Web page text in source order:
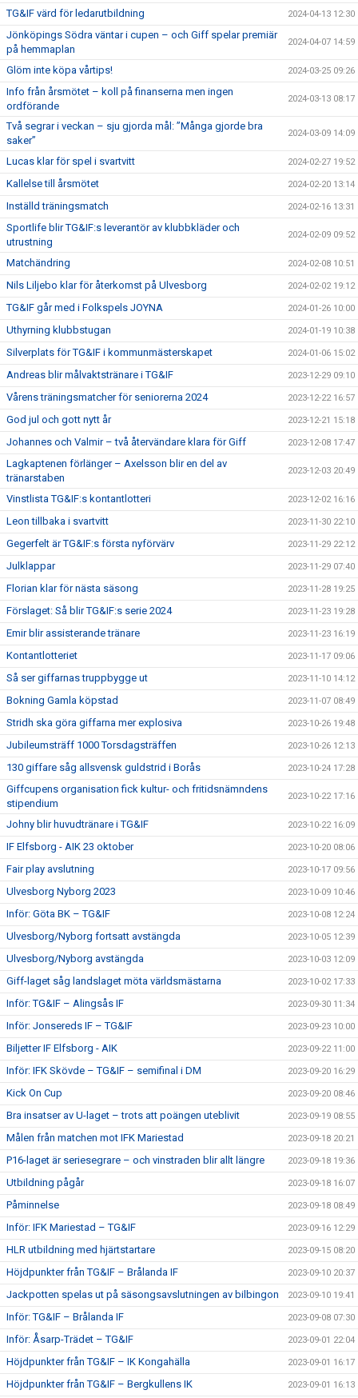
TG&IF värd för ledarutbildning 2024-04-13 12:30
Jönköpings Södra väntar i cupen – och Giff spelar premiär
på hemmaplan
2024-04-07 14:59
Glöm inte köpa vårtips! 2024-03-25 09:26
Info från årsmötet – koll på finanserna men ingen
ordförande
2024-03-13 08:17
Två segrar i veckan – sju gjorda mål: ”Många gjorde bra
saker”
2024-03-09 14:09
Lucas klar för spel i svartvitt 2024-02-27 19:52
Kallelse till årsmötet 2024-02-20 13:14
Inställd träningsmatch 2024-02-16 13:31
Sportlife blir TG&IF:s leverantör av klubbkläder och
utrustning
2024-02-09 09:52
Matchändring 2024-02-08 10:51
Nils Liljebo klar för återkomst på Ulvesborg 2024-02-02 19:12
TG&IF går med i Folkspels JOYNA 2024-01-26 10:00
Uthyrning klubbstugan 2024-01-19 10:38
Silverplats för TG&IF i kommunmästerskapet 2024-01-06 15:02
Andreas blir målvaktstränare i TG&IF 2023-12-29 09:10
Vårens träningsmatcher för seniorerna 2024 2023-12-22 16:57
God jul och gott nytt år 2023-12-21 15:18
Johannes och Valmir – två återvändare klara för Giff 2023-12-08 17:47
Lagkaptenen förlänger – Axelsson blir en del av
tränarstaben
2023-12-03 20:49
Vinstlista TG&IF:s kontantlotteri 2023-12-02 16:16
Leon tillbaka i svartvitt 2023-11-30 22:10
Gegerfelt är TG&IF:s första nyförvärv 2023-11-29 22:12
Julklappar 2023-11-29 07:40
Florian klar för nästa säsong 2023-11-28 19:25
Förslaget: Så blir TG&IF:s serie 2024 2023-11-23 19:28
Emir blir assisterande tränare 2023-11-23 16:19
Kontantlotteriet 2023-11-17 09:06
Så ser giffarnas truppbygge ut 2023-11-10 14:12
Bokning Gamla köpstad 2023-11-07 08:49
Stridh ska göra giffarna mer explosiva 2023-10-26 19:48
Jubileumsträff 1000 Torsdagsträffen 2023-10-26 12:13
130 giffare såg allsvensk guldstrid i Borås 2023-10-24 17:28
Giffcupens organisation fick kultur- och fritidsnämndens
stipendium
2023-10-22 17:16
Johny blir huvudtränare i TG&IF 2023-10-22 16:09
IF Elfsborg - AIK 23 oktober 2023-10-20 08:06
Fair play avslutning 2023-10-17 09:56
Ulvesborg Nyborg 2023 2023-10-09 10:46
Inför: Göta BK – TG&IF 2023-10-08 12:24
Ulvesborg/Nyborg fortsatt avstängda 2023-10-05 12:39
Ulvesborg/Nyborg avstängda 2023-10-03 12:09
Giff-laget såg landslaget möta världsmästarna 2023-10-02 17:33
Inför: TG&IF – Alingsås IF 2023-09-30 11:34
Inför: Jonsereds IF – TG&IF 2023-09-23 10:00
Biljetter IF Elfsborg - AIK 2023-09-22 11:00
Inför: IFK Skövde – TG&IF – semifinal i DM 2023-09-20 16:29
Kick On Cup 2023-09-20 08:46
Bra insatser av U-laget – trots att poängen uteblivit 2023-09-19 08:55
Målen från matchen mot IFK Mariestad 2023-09-18 20:21
P16-laget är seriesegrare – och vinstraden blir allt längre 2023-09-18 19:36
Utbildning pågår 2023-09-18 16:07
Påminnelse 2023-09-18 08:49
Inför: IFK Mariestad – TG&IF 2023-09-16 12:29
HLR utbildning med hjärtstartare 2023-09-15 08:20
Höjdpunkter från TG&IF – Brålanda IF 2023-09-10 20:37
Jackpotten spelas ut på säsongsavslutningen av bilbingon 2023-09-10 19:41
Inför: TG&IF – Brålanda IF 2023-09-08 07:30
Inför: Åsarp-Trädet – TG&IF 2023-09-01 22:04
Höjdpunkter från TG&IF – IK Kongahälla 2023-09-01 16:17
Höjdpunkter från TG&IF – Bergkullens IK 2023-09-01 16:13